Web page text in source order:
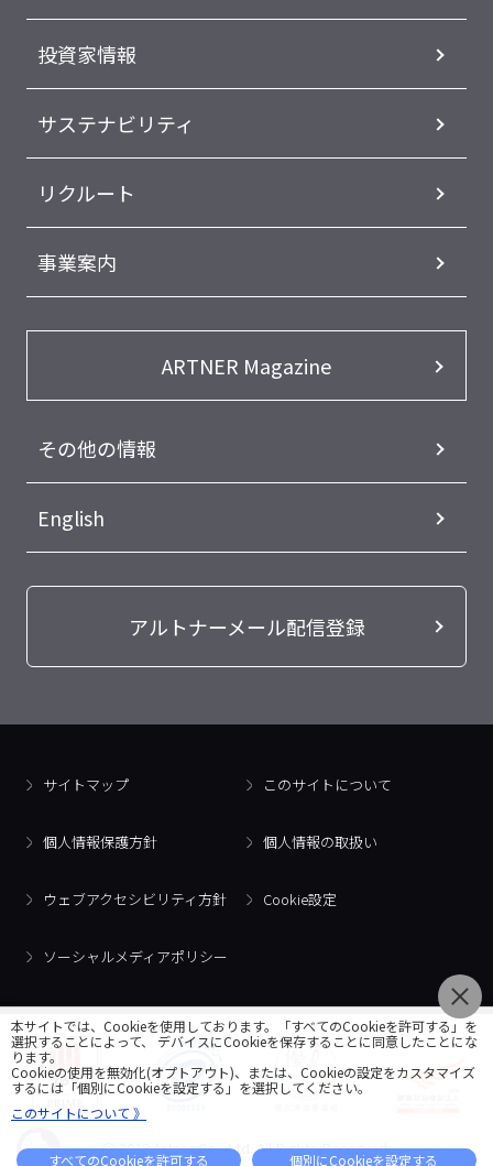
投資家情報
サステナビリティ
リクルート
事業案内
ARTNER Magazine
その他の情報
English
アルトナーメール配信登録
サイトマップ このサイトについて
個人情報保護方針 個人情報の取扱い
ウェブアクセシビリティ方針 Cookie設定
ソーシャルメディアポリシー
© 2018 Artner Co., Ltd. All Rights Reserved.
本サイトでは、Cookieを使用しております。「すべてのCookieを許可する」を
選択することによって、 デバイスにCookieを保存することに同意したことにな
ります。
Cookieの使用を無効化(オプトアウト)、または、Cookieの設定をカスタマイズ
するには「個別にCookieを設定する」を選択してください。
このサイトについて 》
すべてのCookieを許可する 個別にCookieを設定する